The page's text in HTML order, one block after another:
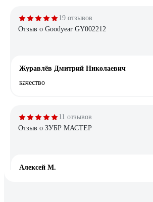
19 отзывов
Отзыв о Goodyear GY002212
Журавлёв Дмитрий Николаевич
качество
11 отзывов
Отзыв о ЗУБР МАСТЕР
Алексей М.